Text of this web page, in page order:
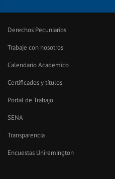
Derechos Pecuniarios
Trabaje con nosotros
Calendario Academico
Certificados y títulos
Portal de Trabajo
SENA
Transparencia
Encuestas Uniremington